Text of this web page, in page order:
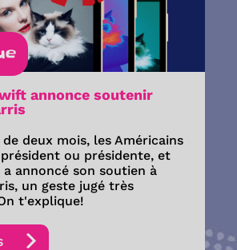
annonce soutenir
deux mois, les Américains
ou présidente, et
annoncé son soutien à
un geste jugé très
t'explique!